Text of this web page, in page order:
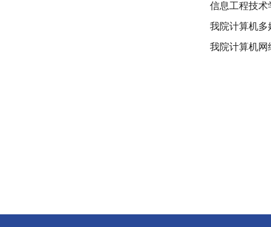
信息工程技术
我院计算机多
我院计算机网